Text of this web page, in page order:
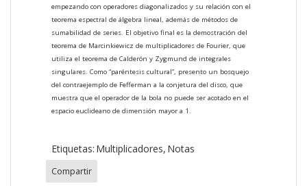
empezando con operadores diagonalizados y su relación con el
teorema espectral de álgebra lineal, además de métodos de
sumabilidad de series. El objetivo final es la demostración del
teorema de Marcinkiewicz de multiplicadores de Fourier, que
utiliza el teorema de Calderón y Zygmund de integrales
singulares. Como “paréntesis cultural”, presento un bosquejo
del contraejemplo de Fefferman a la conjetura del disco, que
muestra que el operador de la bola no puede ser acotado en el
espacio euclideano de dimensión mayor a 1.
Etiquetas: Multiplicadores Notas
Compartir